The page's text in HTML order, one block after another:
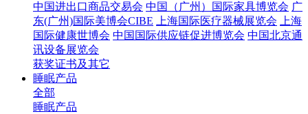
中国进出口商品交易会 中国（广州）国际家具博览会 广
东(广州)国际美博会CIBE
上海国际医疗器械展览会
上海
国际健康世博会 中国国际供应链促进博览会 中国北京通
讯设备展览会
获奖证书及其它
睡眠产品
全部
睡眠产品